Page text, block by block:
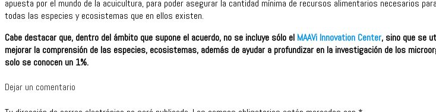
apuesta por el mundo de la acuicultura, para poder asegurar la cantidad mínima de recursos alimentarios necesarios
todas las especies y ecosistemas que en ellos existen.
Cabe destacar que, dentro del ámbito que supone el acuerdo, no se incluye sólo el MAAVi Innovation Center, sino que se
mejorar la comprensión de las especies, ecosistemas, además de ayudar a profundizar en la investigación de los
solo se conocen un 1%.
Dejar un comentario